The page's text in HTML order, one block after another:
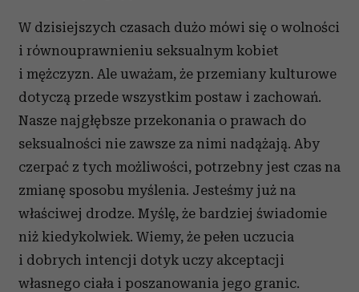
W dzisiejszych czasach dużo mówi się o wolności
i równouprawnieniu seksualnym kobiet
i mężczyzn. Ale uważam, że przemiany kulturowe
dotyczą przede wszystkim postaw i zachowań.
Nasze najgłębsze przekonania o prawach do
seksualności nie zawsze za nimi nadążają. Aby
czerpać z tych możliwości, potrzebny jest czas na
zmianę sposobu myślenia. Jesteśmy już na
właściwej drodze. Myślę, że bardziej świadomie
niż kiedykolwiek. Wiemy, że pełen uczucia
i dobrych intencji dotyk uczy akceptacji
własnego ciała i poszanowania jego granic.